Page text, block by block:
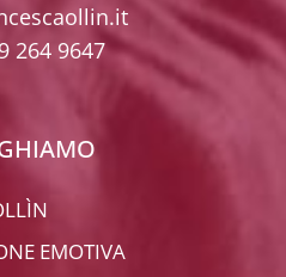
264 9647
EMOTIVA